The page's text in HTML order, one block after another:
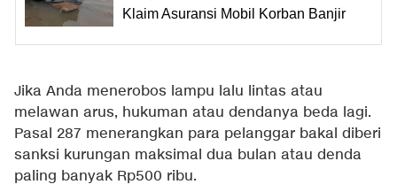
Klaim Asuransi Mobil Korban Banjir
Jika Anda menerobos lampu lalu lintas atau
melawan arus, hukuman atau dendanya beda lagi.
Pasal 287 menerangkan para pelanggar bakal diberi
sanksi kurungan maksimal dua bulan atau denda
paling banyak Rp500 ribu.